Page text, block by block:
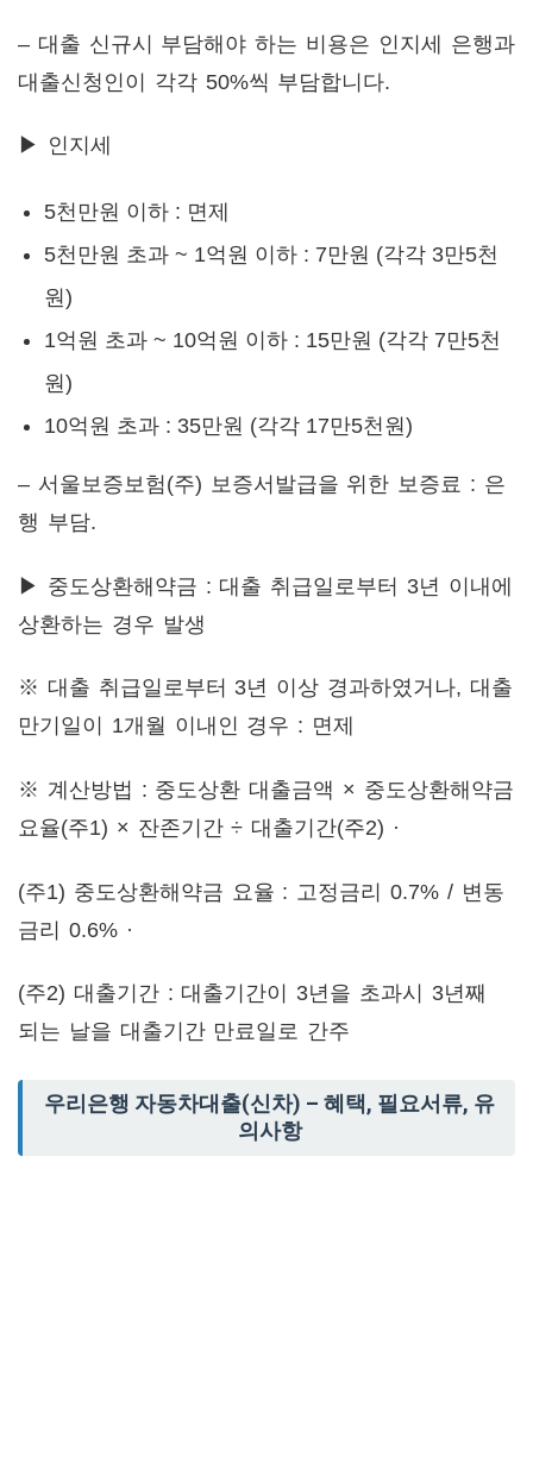
– 대출 신규시 부담해야 하는 비용은 인지세 은행과
대출신청인이 각각 50%씩 부담합니다.
▶ 인지세
5천만원 이하 : 면제
5천만원 초과 ~ 1억원 이하 : 7만원 (각각 3만5천
원)
1억원 초과 ~ 10억원 이하 : 15만원 (각각 7만5천
원)
10억원 초과 : 35만원 (각각 17만5천원)
– 서울보증보험(주) 보증서발급을 위한 보증료 : 은
행 부담.
▶ 중도상환해약금 : 대출 취급일로부터 3년 이내에
상환하는 경우 발생
※ 대출 취급일로부터 3년 이상 경과하였거나, 대출
만기일이 1개월 이내인 경우 : 면제
※ 계산방법 : 중도상환 대출금액 × 중도상환해약금
요율(주1) × 잔존기간 ÷ 대출기간(주2) ·
(주1) 중도상환해약금 요율 : 고정금리 0.7% / 변동
금리 0.6% ·
(주2) 대출기간 : 대출기간이 3년을 초과시 3년째
되는 날을 대출기간 만료일로 간주
우리은행 자동차대출(신차) – 혜택, 필요서류, 유
의사항